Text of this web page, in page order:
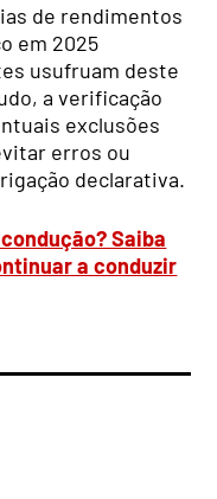
de rendimentos
em 2025
usufruam deste
a verificação
exclusões
erros ou
declarativa.
Saiba
a conduzir